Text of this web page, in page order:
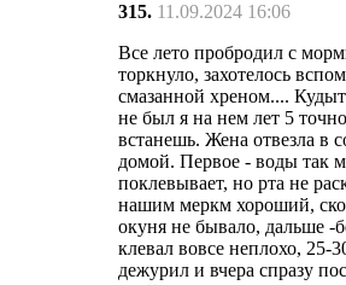
315. 11.09.2024 16:06
Все лето пробродил с
торкнуло, захотелось
смазанной хреном....
не был я на нем лет 5
встанешь. Жена отвезла в
домой. Первое - воды так
поклевывает, но рта не
нашим меркм хороший,
окуня не бывало, дальше
клевал вовсе неплохо,
дежурил и вчера спразу